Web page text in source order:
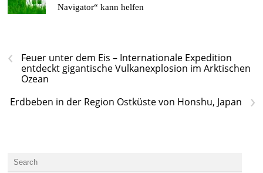
Navigator“ kann helfen
‹
Feuer unter dem Eis – Internationale Expedition
entdeckt gigantische Vulkanexplosion im Arktischen
Ozean
›
Erdbeben in der Region Ostküste von Honshu, Japan